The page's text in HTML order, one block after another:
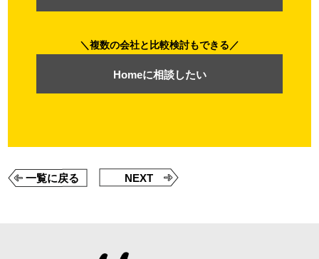
複数の会社と比較検討もできる
Homeに相談したい
一覧に戻る NEXT